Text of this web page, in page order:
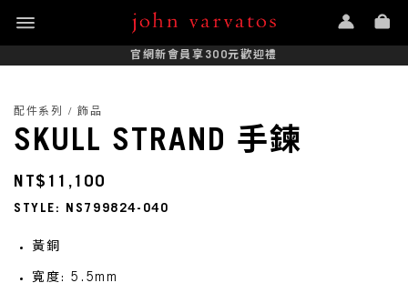
官網新會員享300元歡迎禮
配件系列 / 飾品
SKULL STRAND 手鍊
STYLE: NS799824-040
黃銅
寬度: 5.5mm
NT$11,100